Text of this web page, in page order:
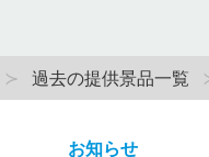
過去の提供景品一覧
お知らせ